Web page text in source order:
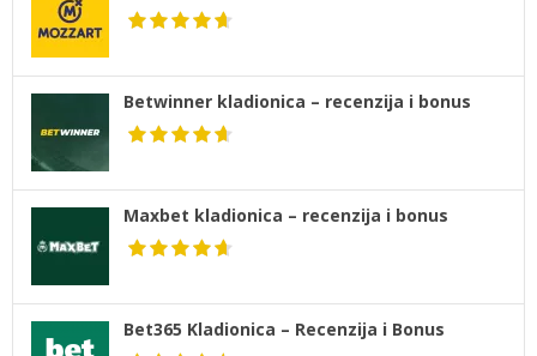
Betwinner kladionica – recenzija i bonus
Maxbet kladionica – recenzija i bonus
Bet365 Kladionica – Recenzija i Bonus